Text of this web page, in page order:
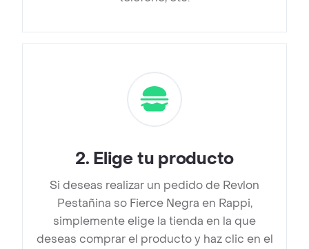
2. Elige tu producto
Si deseas realizar un pedido de Revlon
Pestañina so Fierce Negra en Rappi,
simplemente elige la tienda en la que
deseas comprar el producto y haz clic en el